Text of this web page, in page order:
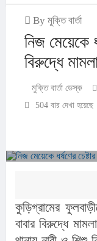
By মুক্তি বার্তা
নিজ মেয়েকে
বিরুদ্ধে
মুক্তি বার্তা ডেস্ক
504 বার দেখা হয়েছে
কুড়িগ্রামের
বাবার বিরুদ্ধে